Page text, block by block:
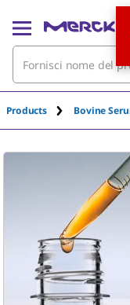
Products Bovine